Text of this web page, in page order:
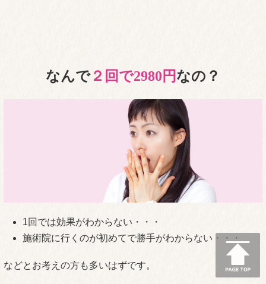
なんで２回で2980円なの？
1回では効果がわからない・・・
施術院に行くのが初めてで勝手がわからない・・・
などとお考えの方も多いはずです。